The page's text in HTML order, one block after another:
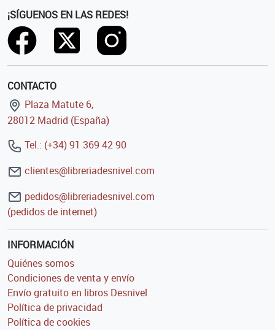
¡SÍGUENOS EN LAS REDES!
CONTACTO
Plaza Matute 6,
28012 Madrid (España)
Tel.: (+34) 91 369 42 90
clientes@libreriadesnivel.com
pedidos@libreriadesnivel.com
(pedidos de internet)
INFORMACIÓN
Quiénes somos
Condiciones de venta y envío
Envío gratuito en libros Desnivel
Política de privacidad
Política de cookies